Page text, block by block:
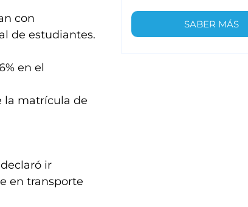
con
de estudiantes.
en el
la matrícula de
ir
en transporte
SABER MÁS